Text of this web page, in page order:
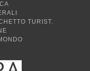
TURIST.